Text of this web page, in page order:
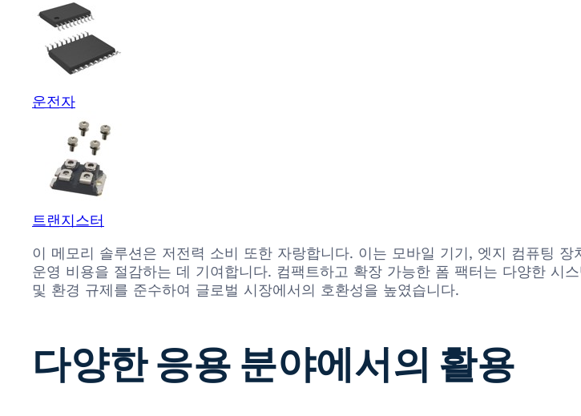
운전자
트랜지스터
이 메모리 솔루션은 저전력 소비 또한 자랑합니다. 이는 모바일 기기, 엣지 컴퓨팅
운영 비용을 절감하는 데 기여합니다. 컴팩트하고 확장 가능한 폼 팩터는 다양한 시
및 환경 규제를 준수하여 글로벌 시장에서의 호환성을 높였습니다.
다양한 응용 분야에서의 활용